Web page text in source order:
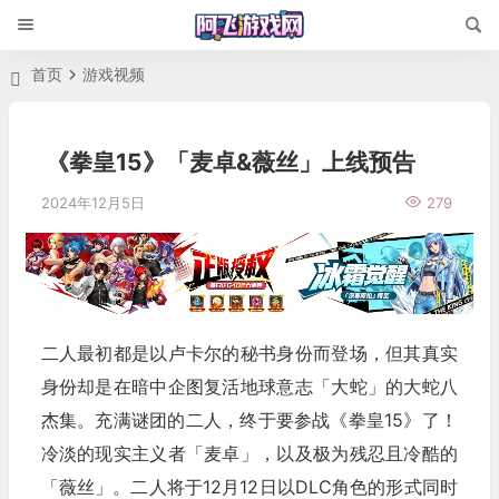
首页 游戏视频
《拳皇15》「麦卓&薇丝」上线预告
2024年12月5日 279
二人最初都是以卢卡尔的秘书身份而登场，但其真实
身份却是在暗中企图复活地球意志「大蛇」的大蛇八
杰集。充满谜团的二人，终于要参战《拳皇15》了！
冷淡的现实主义者「麦卓」，以及极为残忍且冷酷的
「薇丝」。二人将于12月12日以DLC角色的形式同时